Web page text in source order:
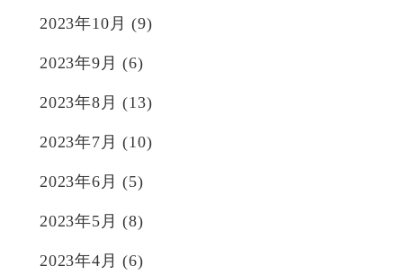
2023年10月 (9)
2023年9月 (6)
2023年8月 (13)
2023年7月 (10)
2023年6月 (5)
2023年5月 (8)
2023年4月 (6)